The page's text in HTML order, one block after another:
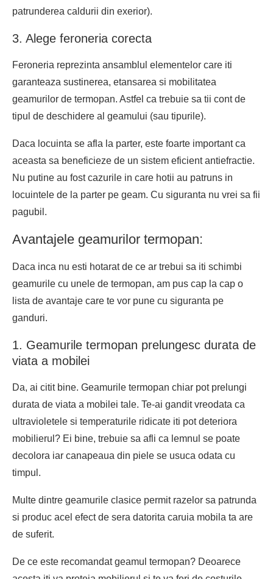
patrunderea caldurii din exerior).
3. Alege feroneria corecta
Feroneria reprezinta ansamblul elementelor care iti
garanteaza sustinerea, etansarea si mobilitatea
geamurilor de termopan. Astfel ca trebuie sa tii cont de
tipul de deschidere al geamului (sau tipurile).
Daca locuinta se afla la parter, este foarte important ca
aceasta sa beneficieze de un sistem eficient antiefractie.
Nu putine au fost cazurile in care hotii au patruns in
locuintele de la parter pe geam. Cu siguranta nu vrei sa fii
pagubil.
Avantajele geamurilor termopan:
Daca inca nu esti hotarat de ce ar trebui sa iti schimbi
geamurile cu unele de termopan, am pus cap la cap o
lista de avantaje care te vor pune cu siguranta pe
ganduri.
1. Geamurile termopan prelungesc durata de
viata a mobilei
Da, ai citit bine. Geamurile termopan chiar pot prelungi
durata de viata a mobilei tale. Te-ai gandit vreodata ca
ultravioletele si temperaturile ridicate iti pot deteriora
mobilierul? Ei bine, trebuie sa afli ca lemnul se poate
decolora iar canapeaua din piele se usuca odata cu
timpul.
Multe dintre geamurile clasice permit razelor sa patrunda
si produc acel efect de sera datorita caruia mobila ta are
de suferit.
De ce este recomandat geamul termopan? Deoarece